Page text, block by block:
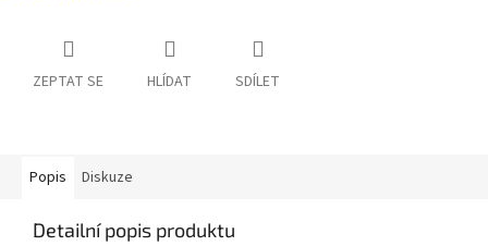
ZEPTAT SE HLÍDAT SDÍLET
Popis Diskuze
Detailní popis produktu